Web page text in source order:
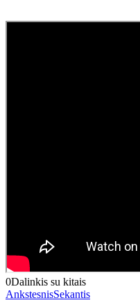
0Dalinkis su kitais
AnkstesnisSekantis